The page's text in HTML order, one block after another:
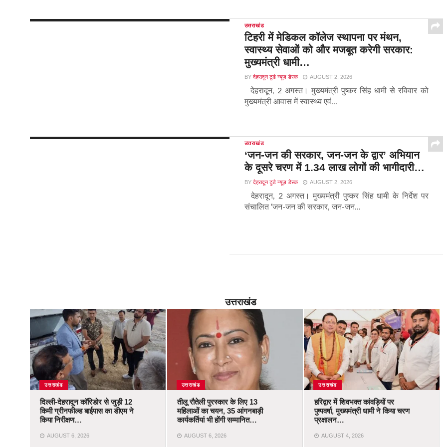
उत्तराखंड
टिहरी में मेडिकल कॉलेज स्थापना पर मंथन,
स्वास्थ्य सेवाओं को और मजबूत करेगी सरकार:
मुख्यमंत्री धामी…
BY देहरादून टुडे न्यूज़ डेस्क AUGUST 2, 2026
देहरादून, 2 अगस्त। मुख्यमंत्री पुष्कर सिंह धामी से रविवार को
मुख्यमंत्री आवास में स्वास्थ्य एवं...
उत्तराखंड
‘जन-जन की सरकार, जन-जन के द्वार’ अभियान
के दूसरे चरण में 1.34 लाख लोगों की भागीदारी…
BY देहरादून टुडे न्यूज़ डेस्क AUGUST 2, 2026
देहरादून, 2 अगस्त। मुख्यमंत्री पुष्कर सिंह धामी के निर्देश पर
संचालित ‘जन-जन की सरकार, जन-जन...
उत्तराखंड
उत्तराखंड
दिल्ली-देहरादून कॉरिडोर से जुड़ी 12
किमी ग्रीनफील्ड बाईपास का डीएम ने
किया निरीक्षण…
AUGUST 6, 2026
उत्तराखंड
तीलू रौतेली पुरस्कार के लिए 13
महिलाओं का चयन, 35 आंगनबाड़ी
कार्यकर्तियां भी होंगी सम्मानित…
AUGUST 6, 2026
उत्तराखंड
हरिद्वार में शिवभक्त कांवड़ियों पर
पुष्पवर्षा, मुख्यमंत्री धामी ने किया चरण
प्रक्षालन…
AUGUST 4, 2026